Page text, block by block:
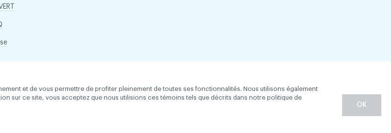
et de vous permettre de profiter pleinement de toutes ses fonctionnalités. Nous utilisons également
sur ce site, vous acceptez que nous utilisions ces témoins tels que décrits dans notre politique de
OK